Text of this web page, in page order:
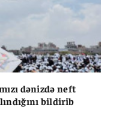
dənizdə neft
bildirib